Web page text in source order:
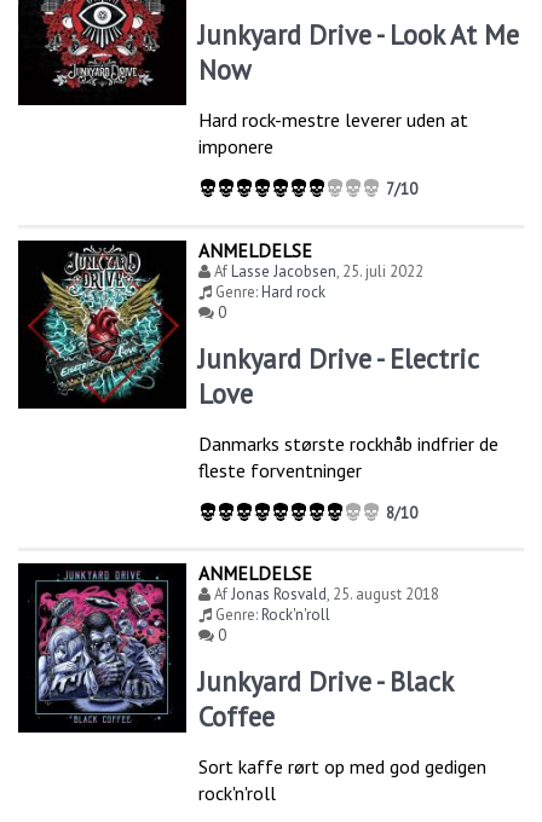
Junkyard Drive - Look At Me
Now
Hard rock-mestre leverer uden at
imponere
7/10
ANMELDELSE
AfLasse Jacobsen, 25. juli 2022
Genre:Hard rock
0
Junkyard Drive - Electric
Love
Danmarks største rockhåb indfrier de
fleste forventninger
8/10
ANMELDELSE
AfJonas Rosvald, 25. august 2018
Genre:Rock'n'roll
0
Junkyard Drive - Black
Coffee
Sort kaffe rørt op med god gedigen
rock'n'roll